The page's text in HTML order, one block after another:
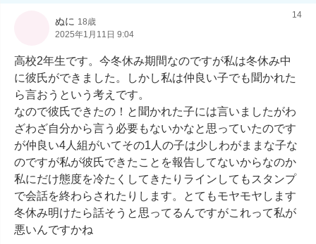
ぬに 18歳
2025年1月11日 9:04
14
高校2年生です。今冬休み期間なのですが私は冬休み中
に彼氏ができました。しかし私は仲良い子でも聞かれた
ら言おうという考えです。
なので彼氏できたの！と聞かれた子には言いましたがわ
ざわざ自分から言う必要もないかなと思っていたのです
が仲良い4人組がいてその1人の子は少しわがままな子な
のですが私が彼氏できたことを報告してないからなのか
私にだけ態度を冷たくしてきたりラインしてもスタンプ
で会話を終わらされたりします。とてもモヤモヤします
冬休み明けたら話そうと思ってるんですがこれって私が
悪いんですかね